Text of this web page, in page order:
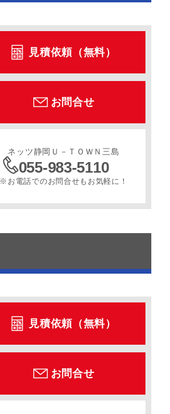
スマートキー ETC
スライドドア 寒冷地仕様
見積依頼（無料）
お問合せ
ネッツ静岡Ｕ－ＴＯＷＮ三島
055-983-5110
※お電話でのお問合せもお気軽に！
見積依頼（無料）
お問合せ